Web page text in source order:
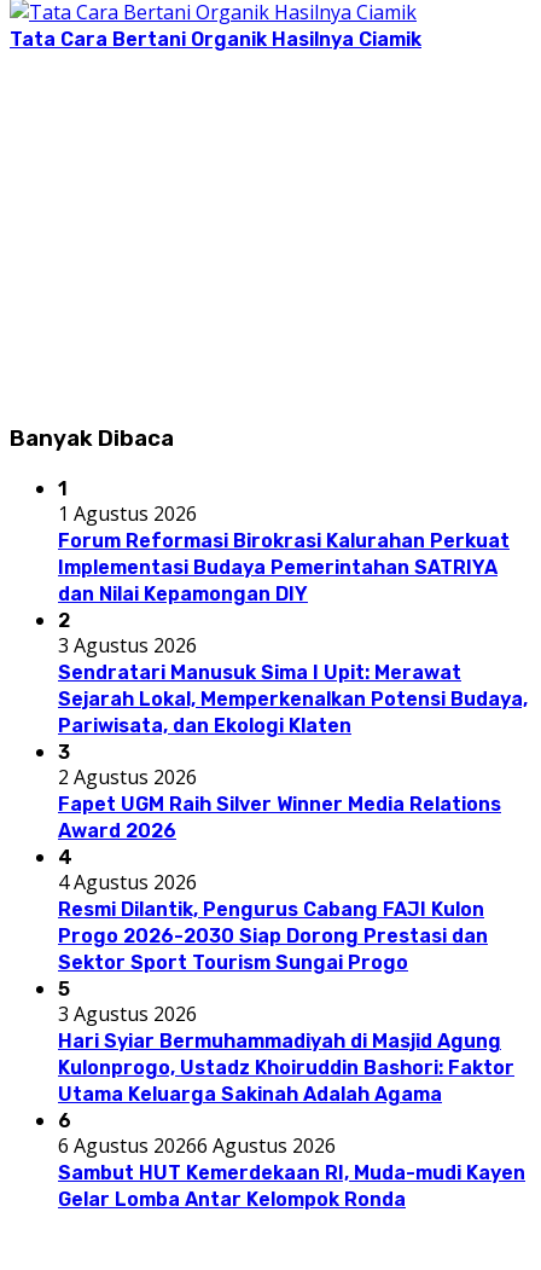
Tata Cara Bertani Organik Hasilnya Ciamik
Banyak Dibaca
1
1 Agustus 2026
Forum Reformasi Birokrasi Kalurahan Perkuat
Implementasi Budaya Pemerintahan SATRIYA
dan Nilai Kepamongan DIY
2
3 Agustus 2026
Sendratari Manusuk Sima I Upit: Merawat
Sejarah Lokal, Memperkenalkan Potensi Budaya,
Pariwisata, dan Ekologi Klaten
3
2 Agustus 2026
Fapet UGM Raih Silver Winner Media Relations
Award 2026
4
4 Agustus 2026
Resmi Dilantik, Pengurus Cabang FAJI Kulon
Progo 2026-2030 Siap Dorong Prestasi dan
Sektor Sport Tourism Sungai Progo
5
3 Agustus 2026
Hari Syiar Bermuhammadiyah di Masjid Agung
Kulonprogo, Ustadz Khoiruddin Bashori: Faktor
Utama Keluarga Sakinah Adalah Agama
6
6 Agustus 20266 Agustus 2026
Sambut HUT Kemerdekaan RI, Muda-mudi Kayen
Gelar Lomba Antar Kelompok Ronda